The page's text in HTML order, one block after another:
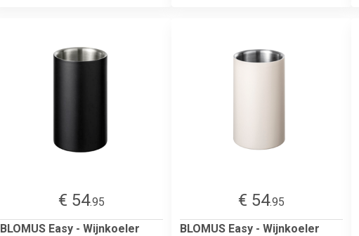
€ 54.95
BLOMUS Easy - Wijnkoeler
€ 54.95
BLOMUS Easy - Wijnkoeler